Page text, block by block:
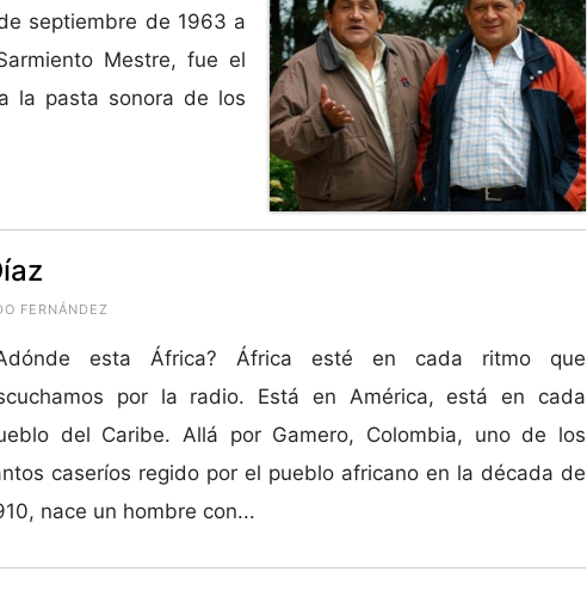
septiembre de 1963 a
Mestre, fue el
la pasta sonora de los
FERNÁNDEZ
esta África? África esté en cada ritmo que
por la radio. Está en América, está en cada
del Caribe. Allá por Gamero, Colombia, uno de los
caseríos regido por el pueblo africano en la década de
nace un hombre con...